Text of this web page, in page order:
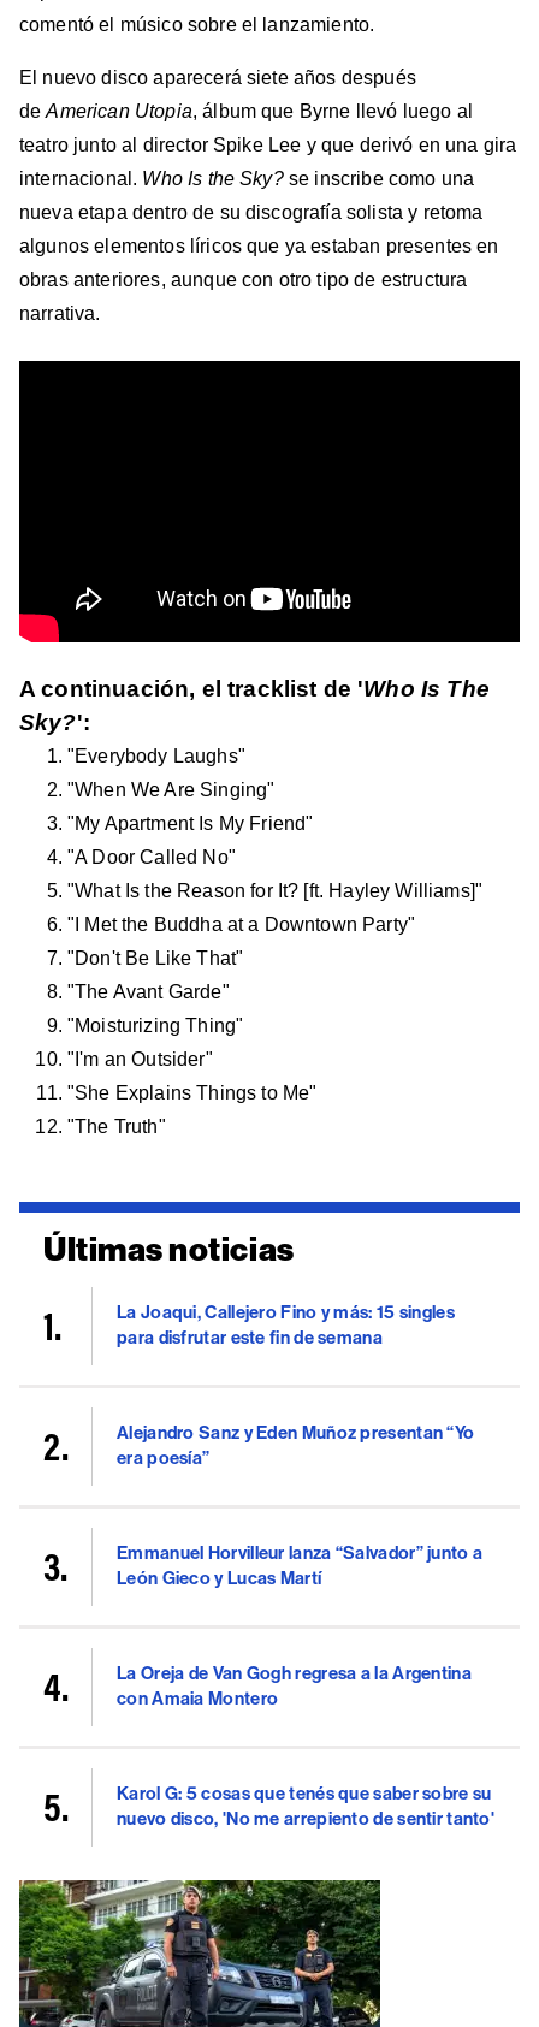
comentó el músico sobre el lanzamiento.
El nuevo disco aparecerá siete años después
deAmerican Utopia, álbum que Byrne llevó luego al
teatro junto al director Spike Lee y que derivó en una gira
internacional. Who Is the Sky?se inscribe como una
nueva etapa dentro de su discografía solista y retoma
algunos elementos líricos que ya estaban presentes en
obras anteriores, aunque con otro tipo de estructura
narrativa.
A continuación, el tracklist de 'Who Is The
Sky?':
"Everybody Laughs"
"When We Are Singing"
"My Apartment Is My Friend"
"A Door Called No"
"What Is the Reason for It? [ft. Hayley Williams]"
"I Met the Buddha at a Downtown Party"
"Don't Be Like That"
"The Avant Garde"
"Moisturizing Thing"
"I'm an Outsider"
"She Explains Things to Me"
"The Truth"
Últimas noticias
La Joaqui, Callejero Fino y más: 15 singles
para disfrutar este fin de semana
Alejandro Sanz y Eden Muñoz presentan “Yo
era poesía”
Emmanuel Horvilleur lanza “Salvador” junto a
León Gieco y Lucas Martí
La Oreja de Van Gogh regresa a la Argentina
con Amaia Montero
Karol G: 5 cosas que tenés que saber sobre su
nuevo disco, 'No me arrepiento de sentir tanto'